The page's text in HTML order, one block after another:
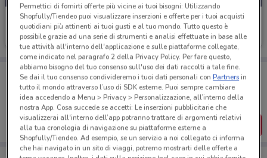
E.ON Energia
Scade il 27/08 29.5 km
Porta DoveConviene sempre con te!
Puoi trovare le migliori offerte dei negozi vicino a te,
salvarle e creare la tua lista del risparmio, comodamente
dal tuo cellulare.
SCARICA L’APP
Permettici di fornirti offerte più vicine ai tuoi bisogni: Utilizzando
Shopfully/Tiendeo puoi visualizzare inserzioni e offerte per i tuoi acquisti
quotidiani più attinenti ai tuoi gusti e al tuo mondo. Tutto questo è
possibile grazie ad una serie di strumenti e analisi effettuate in base alle
tue attività all'interno dell'applicazione e sulle piattaforme collegate,
come indicato nel paragrafo 2 della Privacy Policy. Per fare questo,
abbiamo bisogno del tuo consenso sull'uso dei dati raccolti a tale fine.
Se dai il tuo consenso condivideremo i tuoi dati personali conPartnersin
tutto il mondo attraverso l’uso di SDK esterne. Puoi sempre cambiare
idea accedendo a Menu > Privacy > Personalizzazione, all’interno della
nostra App. Cosa succede se accetti: Le inserzioni pubblicitarie che
visualizzerai all'interno dell’app potranno trattare di argomenti relativi
alla tua cronologia di navigazione su piattaforme esterne a
Shopfully/Tiendeo. Ad esempio, se un servizio a noi collegato ci informa
che hai navigato in un sito di viaggi, potremo mostrarti delle offerte a